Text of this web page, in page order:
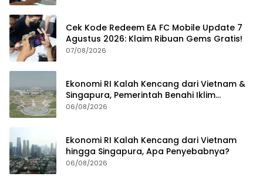
Cek Kode Redeem EA FC Mobile Update 7
Agustus 2026: Klaim Ribuan Gems Gratis!
07/08/2026
Ekonomi RI Kalah Kencang dari Vietnam &
Singapura, Pemerintah Benahi Iklim
Investasi
06/08/2026
Ekonomi RI Kalah Kencang dari Vietnam
hingga Singapura, Apa Penyebabnya?
06/08/2026